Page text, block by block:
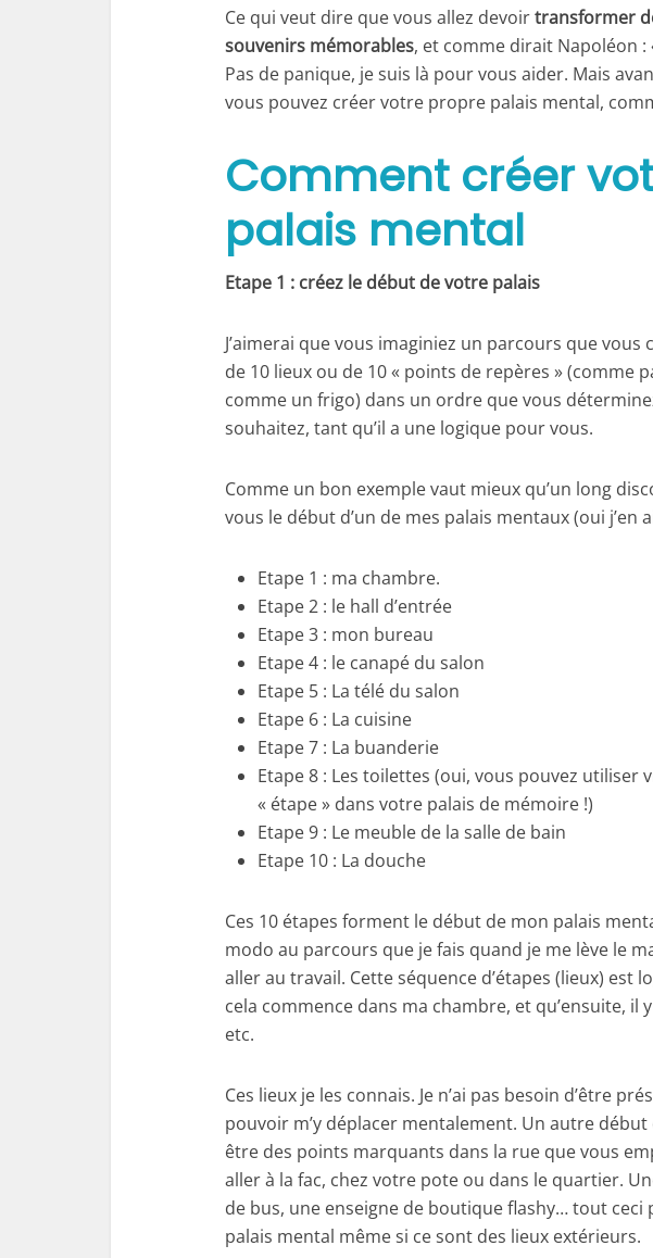
Ce qui veut dire que vous allez devoirtransformer
souvenirs mémorables, et comme dirait Napoléon :
Pas de panique, je suis là pour vous aider. Mais
vous pouvez créer votre propre palais mental,
Comment créer
palais mental
Etape 1 : créez le début de votre palais
J’aimerai que vous imaginiez un parcours que vous
de 10 lieux ou de 10 « points de repères » (comme
comme un frigo) dans un ordre que vous
souhaitez, tant qu’il a une logique pour vous.
Comme un bon exemple vaut mieux qu’un long
vous le début d’un de mes palais mentaux (oui j’en
Etape 1 : ma chambre.
Etape 2 : le hall d’entrée
Etape 3 : mon bureau
Etape 4 : le canapé du salon
Etape 5 : La télé du salon
Etape 6 : La cuisine
Etape 7 : La buanderie
Etape 8 : Les toilettes (oui, vous pouvez utiliser
« étape » dans votre palais de mémoire !)
Etape 9 : Le meuble de la salle de bain
Etape 10 : La douche
Ces 10 étapes forment le début de mon palais
modo au parcours que je fais quand je me lève le
aller au travail. Cette séquence d’étapes (lieux) est
cela commence dans ma chambre, et qu’ensuite, il
etc.
Ces lieux je les connais. Je n’ai pas besoin d’être
pouvoir m’y déplacer mentalement. Un autre
être des points marquants dans la rue que vous
aller à la fac, chez votre pote ou dans le quartier.
de bus, une enseigne de boutique flashy… tout ceci
palais mental même si ce sont des lieux extérieurs.